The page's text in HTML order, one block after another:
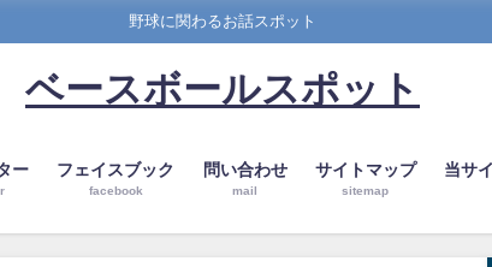
野球に関わるお話スポット
ベースボールスポット
ー フェイスブック
facebook
問い合わせ
mail
サイトマップ
sitemap
当サ